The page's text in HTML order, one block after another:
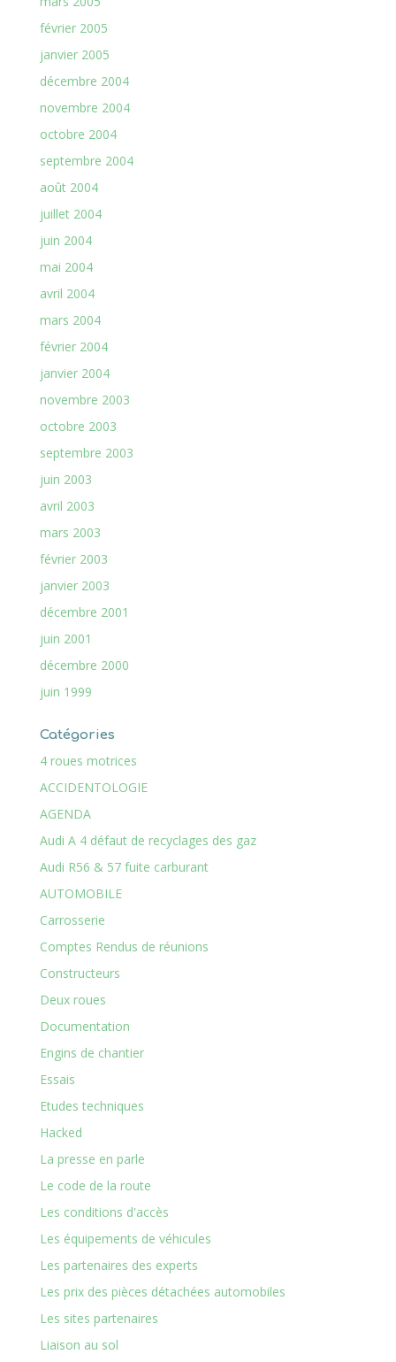
février 2005
janvier 2005
décembre 2004
novembre 2004
octobre 2004
septembre 2004
août 2004
juillet 2004
juin 2004
mai 2004
avril 2004
mars 2004
février 2004
janvier 2004
novembre 2003
octobre 2003
septembre 2003
juin 2003
avril 2003
mars 2003
février 2003
janvier 2003
décembre 2001
juin 2001
décembre 2000
juin 1999
Catégories
4 roues motrices
ACCIDENTOLOGIE
AGENDA
Audi A 4 défaut de recyclages des gaz
Audi R56 & 57 fuite carburant
AUTOMOBILE
Carrosserie
Comptes Rendus de réunions
Constructeurs
Deux roues
Documentation
Engins de chantier
Essais
Etudes techniques
Hacked
La presse en parle
Le code de la route
Les conditions d'accès
Les équipements de véhicules
Les partenaires des experts
Les prix des pièces détachées automobiles
Les sites partenaires
Liaison au sol